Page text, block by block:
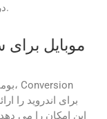
در محیط های مختلف توسعه را آسان می کند.
این امکان را می